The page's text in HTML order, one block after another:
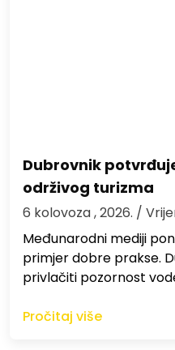
Dubrovnik
održivog turizma
6 kolovoza , 2026. /
Međunarodni mediji
primjer dobre prakse.
privlačiti pozornost
Pročitaj više